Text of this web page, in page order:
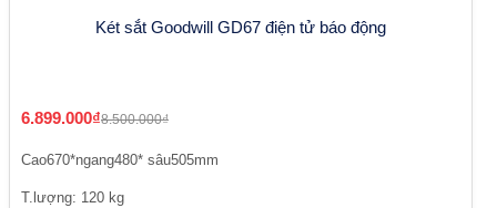
Két sắt Goodwill GD67 điện tử báo động
6.899.000₫8.500.000₫
Cao670*ngang480* sâu505mm
T.lượng: 120 kg